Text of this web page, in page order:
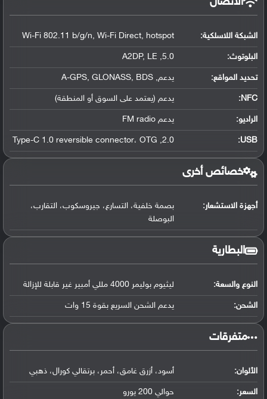
الشبكة اللاسلكية: Wi-Fi 802.11 b/g/n, Wi-Fi Direct, hotspot
البلوتوث:
5.0, A2DP, LE
تحديد المواقع: يدعم, A-GPS, GLONASS, BDS
NFC
: يدعم (يعتمد على السوق أو المنطقة)
الراديو: يدعم FM radio
USB
: 2.0, Type-C 1.0 reversible connector، OTG
خصائص أخرى
أجهزة الاستشعار:
بصمة خلفية، التسارع، جيروسكوب، التقارب،
البوصلة
البطارية
النوع والسعة: ليثيوم بوليمر 4000 مللي أمبير غير قابلة للإزالة
الشحن: يدعم الشحن السريع بقوة 15 وات
‏متفرقات‏
الألوان: أسود، أزرق غامق، أحمر، برتقالي كورال، ذهبي
السعر: حوالي 200 يورو